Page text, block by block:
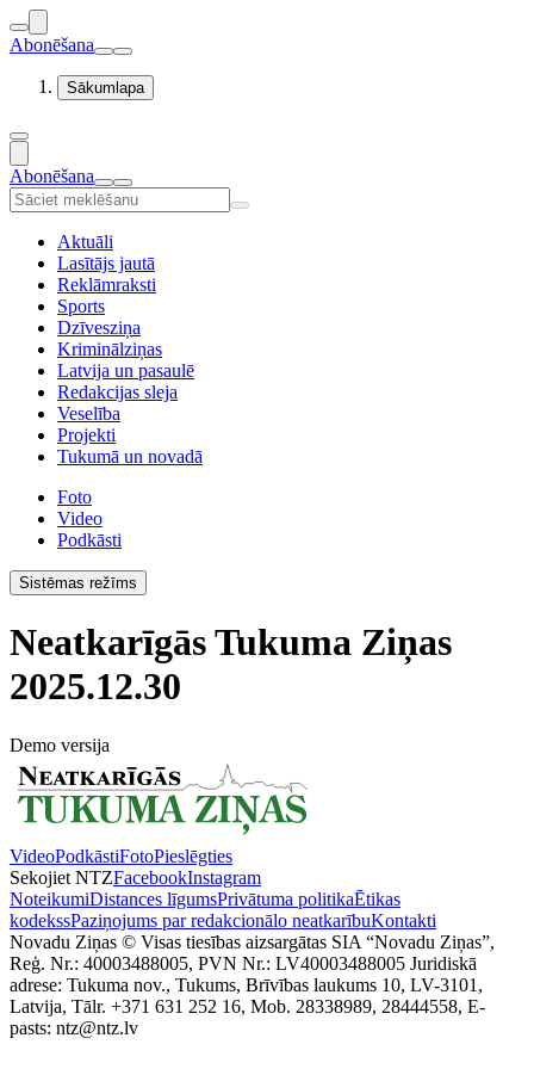
Abonēšana
Sākumlapa
Abonēšana
Aktuāli
Lasītājs jautā
Reklāmraksti
Sports
Dzīvesziņa
Kriminālziņas
Latvija un pasaulē
Redakcijas sleja
Veselība
Projekti
Tukumā un novadā
Foto
Video
Podkāsti
Sistēmas režīms
Neatkarīgās Tukuma Ziņas
2025.12.30
Demo versija
VideoPodkāstiFotoPieslēgties
Sekojiet NTZFacebookInstagram
NoteikumiDistances līgumsPrivātuma politikaĒtikas
kodekssPaziņojums par redakcionālo neatkarībuKontakti
Novadu Ziņas © Visas tiesības aizsargātas SIA “Novadu Ziņas”,
Reģ. Nr.: 40003488005, PVN Nr.: LV40003488005 Juridiskā
adrese: Tukuma nov., Tukums, Brīvības laukums 10, LV-3101,
Latvija, Tālr. +371 631 252 16, Mob. 28338989, 28444558, E-
pasts: ntz@ntz.lv